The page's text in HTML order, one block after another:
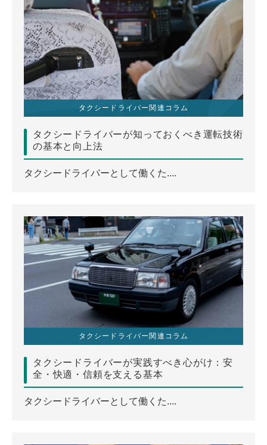
タクシードライバー関連コラム
タクシードライバーが知っておくべき運転技術
の基本と向上法
タクシードライバーとして働くた....
タクシードライバー関連コラム
タクシードライバーが実践すべき心がけ：安
全・快適・信頼を支える基本
タクシードライバーとして働くた....